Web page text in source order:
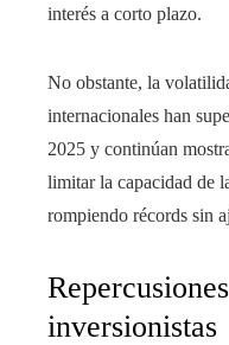
interés a corto plazo.
No obstante, la
internacionales han
2025 y continúan
limitar la capacidad de
rompiendo récords sin
inversionistas